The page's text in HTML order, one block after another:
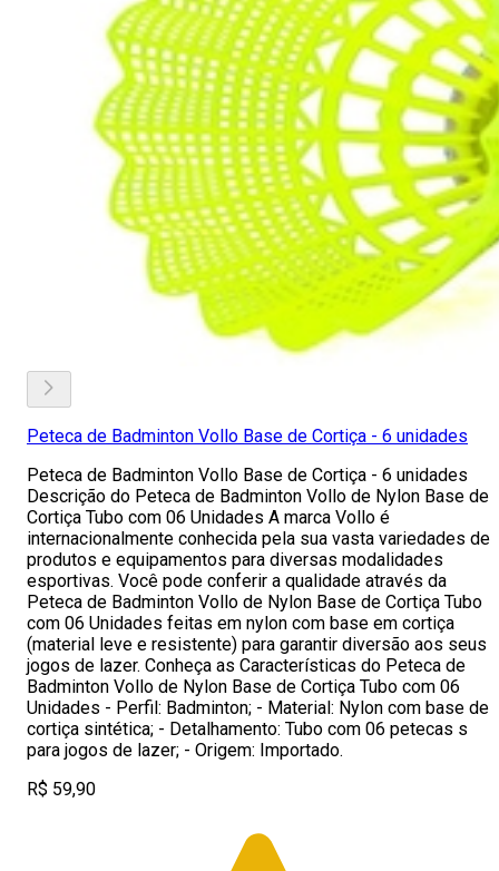
Peteca de Badminton Vollo Base de Cortiça - 6 unidades
Peteca de Badminton Vollo Base de Cortiça - 6 unidades
Descrição do Peteca de Badminton Vollo de Nylon Base de
Cortiça Tubo com 06 Unidades A marca Vollo é
internacionalmente conhecida pela sua vasta variedades de
produtos e equipamentos para diversas modalidades
esportivas. Você pode conferir a qualidade através da
Peteca de Badminton Vollo de Nylon Base de Cortiça Tubo
com 06 Unidades feitas em nylon com base em cortiça
(material leve e resistente) para garantir diversão aos seus
jogos de lazer. Conheça as Características do Peteca de
Badminton Vollo de Nylon Base de Cortiça Tubo com 06
Unidades - Perfil: Badminton; - Material: Nylon com base de
cortiça sintética; - Detalhamento: Tubo com 06 petecas s
para jogos de lazer; - Origem: Importado.
R$ 59,90